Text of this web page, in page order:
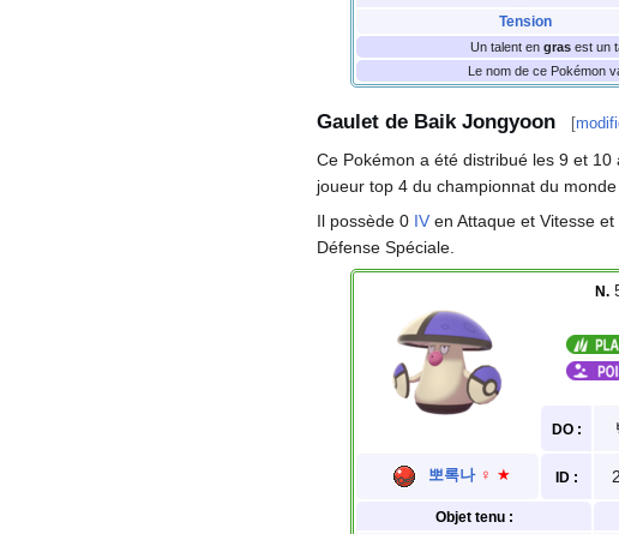
Tension
Un talent en gras est un
Le nom de ce Pokémon
Gaulet de Baik Jongyoon [
Ce Pokémon a été distribué les 9 et 10
joueur top 4 du championnat du
Il possède 0 IV en Attaque et Vitesse
Défense Spéciale.
N.
DO :
뽀록나 ♀ ★ ID :
Objet tenu :